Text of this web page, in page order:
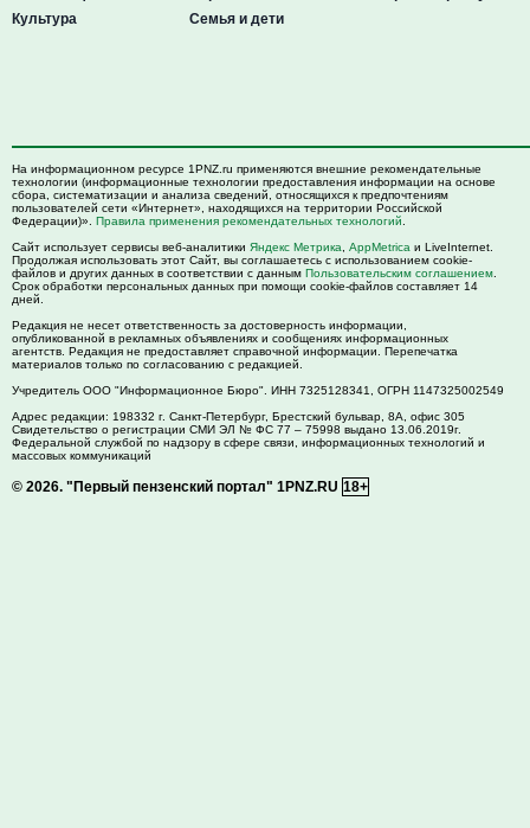
Культура
Семья и дети
На информационном ресурсе 1PNZ.ru применяются внешние рекомендательные
технологии (информационные технологии предоставления информации на основе
сбора, систематизации и анализа сведений, относящихся к предпочтениям
пользователей сети «Интернет», находящихся на территории Российской
Федерации)». Правила применения рекомендательных технологий
Сайт использует сервисы веб-аналитики Яндекс Метрика AppMetrica и LiveInternet.
Продолжая использовать этот Сайт, вы соглашаетесь с использованием cookie-
файлов и других данных в соответствии с данным Пользовательским соглашением
Срок обработки персональных данных при помощи cookie-файлов составляет 14
дней.
Редакция не несет ответственность за достоверность информации,
опубликованной в рекламных объявлениях и сообщениях информационных
агентств. Редакция не предоставляет справочной информации. Перепечатка
материалов только по согласованию с редакцией.
Учредитель ООО "Информационное Бюро". ИНН 7325128341, ОГРН 1147325002549
Адрес редакции: 198332 г. Санкт-Петербург, Брестский бульвар, 8А, офис 305
Свидетельство о регистрации СМИ ЭЛ № ФС 77 – 75998 выдано 13.06.2019г.
Федеральной службой по надзору в сфере связи, информационных технологий и
массовых коммуникаций
© 2026. "Первый пензенский портал" 1PNZ.RU 18+